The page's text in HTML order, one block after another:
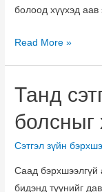
болоод хүүхэд аав
Өсвөр
хөдөлгөөн
тогтворгүй
байдаг
Read More »
Танд
болсныг
Сэтгэл зүйн
Саад бэрхшээлгүй
бидэнд түүнийг